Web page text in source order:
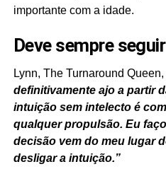
importante com a idade.
Deve sempre
Lynn, The Turnaround
definitivamente ajo a partir
intuição sem intelecto é
qualquer propulsão. Eu
decisão vem do meu lugar
desligar a intuição.”